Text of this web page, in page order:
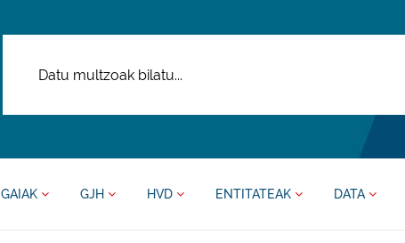
GAIAK GJH HVD ENTITATEAK DATA